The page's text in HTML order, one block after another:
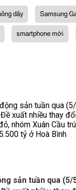
dây Samsung
smartphone mới
sản tuần qua (5/